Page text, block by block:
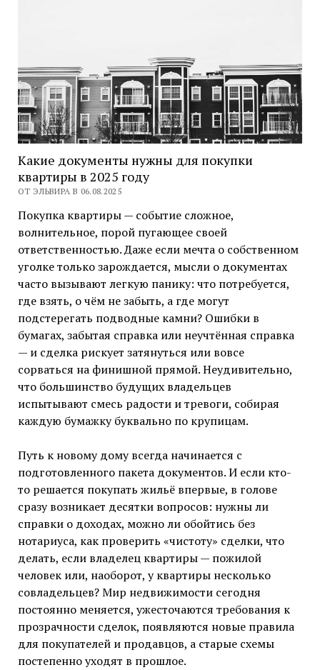
Какие документы нужны для покупки
квартиры в 2025 году
ОТ ЭЛЬВИРА В 06.08.2025
Покупка квартиры — событие сложное,
волнительное, порой пугающее своей
ответственностью. Даже если мечта о собственном
уголке только зарождается, мысли о документах
часто вызывают легкую панику: что потребуется,
где взять, о чём не забыть, а где могут
подстерегать подводные камни? Ошибки в
бумагах, забытая справка или неучтённая справка
— и сделка рискует затянуться или вовсе
сорваться на финишной прямой. Неудивительно,
что большинство будущих владельцев
испытывают смесь радости и тревоги, собирая
каждую бумажку буквально по крупицам.
Путь к новому дому всегда начинается с
подготовленного пакета документов. И если кто-
то решается покупать жильё впервые, в голове
сразу возникает десятки вопросов: нужны ли
справки о доходах, можно ли обойтись без
нотариуса, как проверить «чистоту» сделки, что
делать, если владелец квартиры — пожилой
человек или, наоборот, у квартиры несколько
совладельцев? Мир недвижимости сегодня
постоянно меняется, ужесточаются требования к
прозрачности сделок, появляются новые правила
для покупателей и продавцов, а старые схемы
постепенно уходят в прошлое.